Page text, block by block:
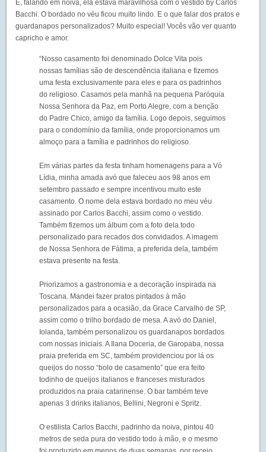
E, falando em noiva, ela estava maravilhosa com o vestido by Carlos
Bacchi. O bordado no véu ficou muito lindo. E o que falar dos pratos e
guardanapos personalizados? Muito especial! Vocês vão ver quanto
capricho e amor.
“Nosso casamento foi denominado Dolce Vita pois
nossas famílias são de descendência italiana e fizemos
uma festa exclusivamente para eles e para os padrinhos
do religioso. Casamos pela manhã na pequena Paróquia
Nossa Senhora da Paz, em Porto Alegre, com a benção
do Padre Chico, amigo da família. Logo depois, seguimos
para o condomínio da família, onde proporcionamos um
almoço para a família e padrinhos do religioso.
Em várias partes da festa tinham homenagens para a Vó
Lídia, minha amada avó que faleceu aos 98 anos em
setembro passado e sempre incentivou muito este
casamento. O nome dela estava bordado no meu véu
assinado por Carlos Bacchi, assim como o vestido.
Também fizemos um álbum com a foto dela todo
personalizado para recados dos convidados. A imagem
de Nossa Senhora de Fátima, a preferida dela, também
estava presente na festa.
Priorizamos a gastronomia e a decoração inspirada na
Toscana. Mandei fazer pratos pintados à mão
personalizados para a ocasião, da Grace Carvalho de SP,
assim como o trilho bordado de mesa. A avó do Daniel,
Iolanda, também personalizou os guardanapos bordados
com nossas iniciais. A Ilana Doceria, de Garopaba, nossa
praia preferida em SC, também providenciou por lá os
queijos do nosso “bolo de casamento” que era feito
todinho de queijos italianos e franceses misturados
produzidos na praia catarinense. O bar também teve
apenas 3 drinks italianos, Bellini, Negroni e Spritz.
O estilista Carlos Bacchi, padrinho da noiva, pintou 40
metros de seda pura do vestido todo à mão, e o mesmo